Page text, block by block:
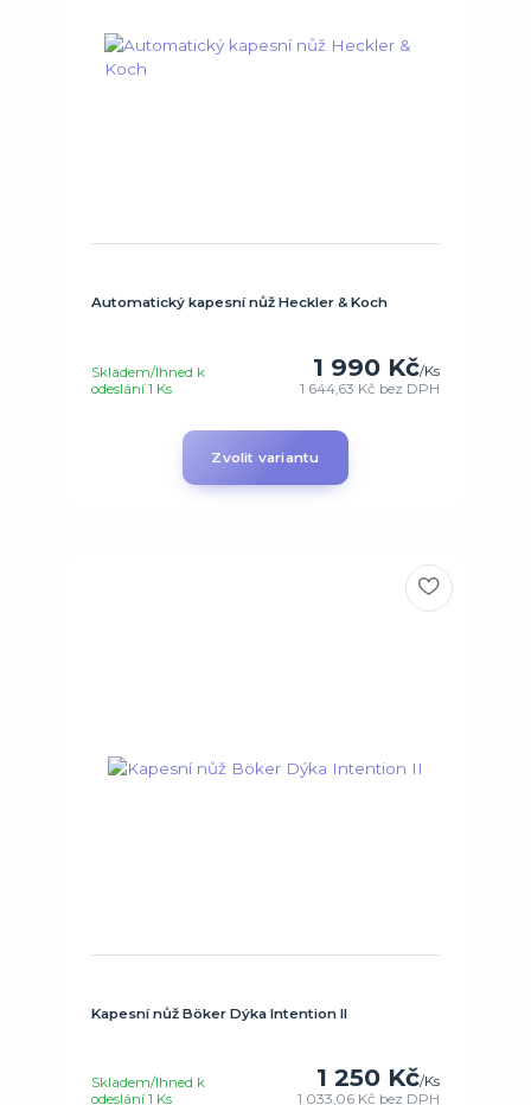
Automatický kapesní nůž Heckler & Koch
1 990 Kč/Ks
1 644,63 Kč bez DPH
Skladem/Ihned k
odeslání 1 Ks
Zvolit variantu
Kapesní nůž Böker Dýka Intention II
1 250 Kč/Ks
1 033,06 Kč bez DPH
Skladem/Ihned k
odeslání 1 Ks